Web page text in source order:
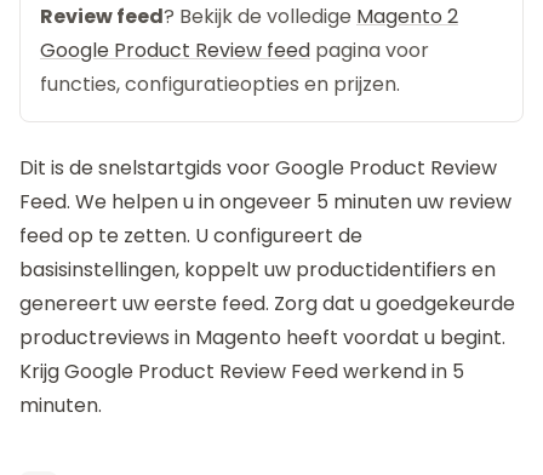
Review feed? Bekijk de volledige Magento 2
Google Product Review feed pagina voor
functies, configuratieopties en prijzen.
Dit is de snelstartgids voorGoogle Product Review
Feed. We helpen u in ongeveer 5 minuten uw review
feed op te zetten. U configureert de
basisinstellingen, koppelt uw productidentifiers en
genereert uw eerste feed. Zorg dat u goedgekeurde
productreviews in Magento heeft voordat u begint.
Krijg Google Product Review Feed werkend in 5
minuten.